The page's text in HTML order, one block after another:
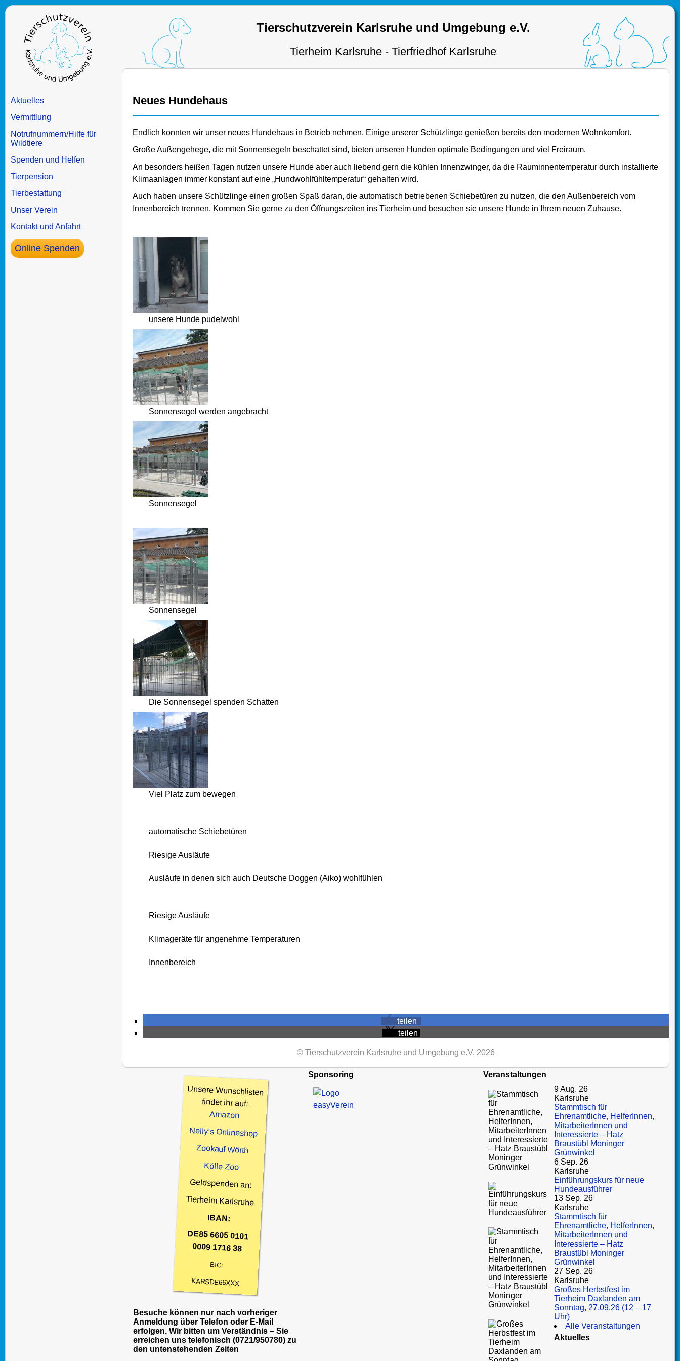
Tierschutzverein Karlsruhe und Umgebung e.V.
Tierheim Karlsruhe - Tierfriedhof Karlsruhe
Aktuelles
Vermittlung
Notrufnummern/Hilfe für
Wildtiere
Spenden und Helfen
Tierpension
Tierbestattung
Unser Verein
Kontakt und Anfahrt
Online Spenden
Neues Hundehaus
Endlich konnten wir unser neues Hundehaus in Betrieb nehmen. Einige unserer Schützlinge genießen bereits den modernen Wohnkomfort.
Große Außengehege, die mit Sonnensegeln beschattet sind, bieten unseren Hunden optimale Bedingungen und viel Freiraum.
An besonders heißen Tagen nutzen unsere Hunde aber auch liebend gern die kühlen Innenzwinger, da die Rauminnentemperatur durch installierte
Klimaanlagen immer konstant auf eine „Hundwohlfühltemperatur“ gehalten wird.
Auch haben unsere Schützlinge einen großen Spaß daran, die automatisch betriebenen Schiebetüren zu nutzen, die den Außenbereich vom
Innenbereich trennen. Kommen Sie gerne zu den Öffnungszeiten ins Tierheim und besuchen sie unsere Hunde in Ihrem neuen Zuhause.
unsere Hunde pudelwohl
Sonnensegel werden angebracht
Sonnensegel
Sonnensegel
Die Sonnensegel spenden Schatten
Viel Platz zum bewegen
automatische Schiebetüren
Riesige Ausläufe
Ausläufe in denen sich auch Deutsche Doggen (Aiko) wohlfühlen
Riesige Ausläufe
Klimageräte für angenehme Temperaturen
Innenbereich
teilen
teilen
© Tierschutzverein Karlsruhe und Umgebung e.V. 2026
Unsere Wunschlisten
findet ihr auf:
Amazon
Nelly’s Onlineshop
Zookauf Wörth
Kölle Zoo
Geldspenden an:
Tierheim Karlsruhe
IBAN:
DE85 6605 0101
0009 1716 38
BIC:
KARSDE66XXX
Besuche können nur nach vorheriger
Anmeldung über Telefon oder E-Mail
erfolgen. Wir bitten um Verständnis – Sie
erreichen uns telefonisch (0721/950780) zu
den untenstehenden Zeiten
Sponsoring
Veranstaltungen
9 Aug. 26
Karlsruhe
Stammtisch für
Ehrenamtliche, HelferInnen,
MitarbeiterInnen und
Interessierte – Hatz
Braustübl Moninger
Grünwinkel
6 Sep. 26
Karlsruhe
Einführungskurs für neue
Hundeausführer
13 Sep. 26
Karlsruhe
Stammtisch für
Ehrenamtliche, HelferInnen,
MitarbeiterInnen und
Interessierte – Hatz
Braustübl Moninger
Grünwinkel
27 Sep. 26
Karlsruhe
Großes Herbstfest im
Tierheim Daxlanden am
Sonntag, 27.09.26 (12 – 17
Uhr)
Alle Veranstaltungen
Aktuelles